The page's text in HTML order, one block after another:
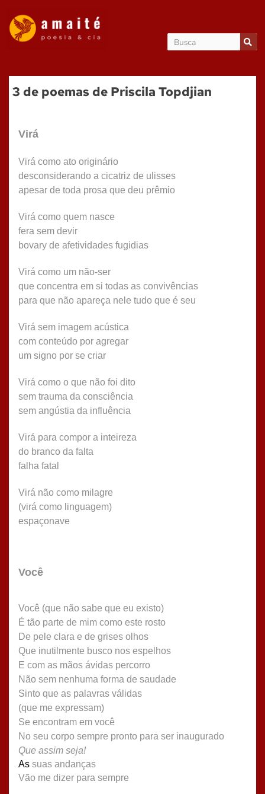
3 de poemas de Priscila Topdjian
Virá
Virá como ato originário
desconsiderando a cicatriz de ulisses
apesar de toda prosa que deu prêmio
Virá como quem nasce
fera sem devir
bovary de afetividades fugidias
Virá como um não-ser
que concentra em si todas as convivências
para que não apareça nele tudo que é seu
Virá sem imagem acústica
com conteúdo por agregar
um signo por se criar
Virá como o que não foi dito
sem trauma da consciência
sem angústia da influência
Virá para compor a inteireza
do branco da falta
falha fatal
Virá não como milagre
(virá como linguagem)
espaçonave
Você
Você (que não sabe que eu existo)
É tão parte de mim como este rosto
De pele clara e de grises olhos
Que inutilmente busco nos espelhos
E com as mãos ávidas percorro
Não sem nenhuma forma de saudade
Sinto que as palavras válidas
(que me expressam)
Se encontram em você
No seu corpo sempre pronto para ser inaugurado
Que assim seja!
As suas andanças
Vão me dizer para sempre